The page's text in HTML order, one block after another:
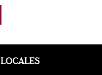
LOCALES